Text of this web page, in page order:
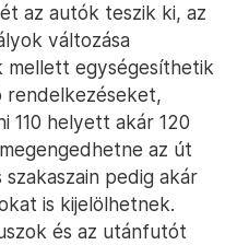
az autók teszik ki, az
változása
mellett egységesíthetik
rendelkezéseket,
110 helyett akár 120
az út
pedig akár
is kijelölhetnek.
és az utánfutót